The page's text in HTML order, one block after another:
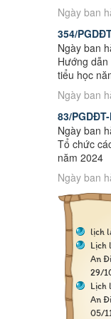
Ngày ban
354/
Ngày ban
Hướng
tiểu học
Ngày ban
83/
Ngày ban
Tổ chức
năm 2024
Ngày ban
lịch
Lịch
An
29/
Lịch
An
05/